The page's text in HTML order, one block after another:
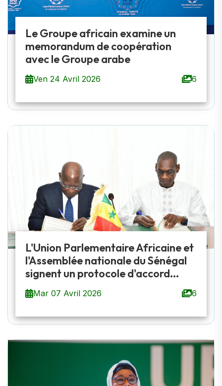
Le Groupe africain examine un
memorandum de coopération
avec le Groupe arabe
Ven 24 Avril 2026 6
L'Union Parlementaire Africaine et
l'Assemblée nationale du Sénégal
signent un protocole d'accord...
Mar 07 Avril 2026 6